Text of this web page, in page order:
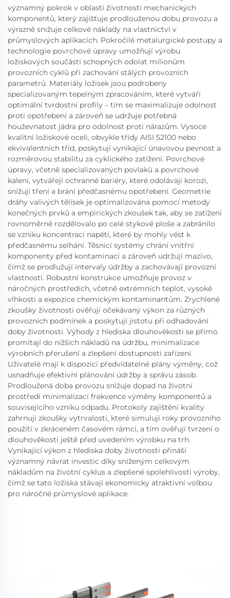
významný pokrok v oblasti životnosti mechanických
komponentů, který zajišťuje prodlouženou dobu provozu a
výrazně snižuje celkové náklady na vlastnictví v
průmyslových aplikacích. Pokročilé metalurgické postupy a
technologie povrchové úpravy umožňují výrobu
ložiskových součástí schopných odolat milionům
provozních cyklů při zachování stálých provozních
parametrů. Materiály ložisek jsou podrobeny
specializovaným tepelným zpracováním, které vytváří
optimální tvrdostní profily – tím se maximalizuje odolnost
proti opotřebení a zároveň se udržuje potřebná
houževnatost jádra pro odolnost proti nárazům. Vysoce
kvalitní ložiskové oceli, obvykle třídy AISI 52100 nebo
ekvivalentních tříd, poskytují vynikající únavovou pevnost a
rozměrovou stabilitu za cyklického zatížení. Povrchové
úpravy, včetně specializovaných povlaků a povrchové
kalení, vytvářejí ochranné bariéry, které odolávají korozi,
snižují tření a brání předčasnému opotřebení. Geometrie
dráhy valivých tělísek je optimalizována pomocí metody
konečných prvků a empirických zkoušek tak, aby se zatížení
rovnoměrně rozdělovalo po celé stykové ploše a zabránilo
se vzniku koncentrací napětí, které by mohly vést k
předčasnému selhání. Těsnicí systémy chrání vnitřní
komponenty před kontaminací a zároveň udržují mazivo,
čímž se prodlužují intervaly údržby a zachovávají provozní
vlastnosti. Robustní konstrukce umožňuje provoz v
náročných prostředích, včetně extrémních teplot, vysoké
vlhkosti a expozice chemickým kontaminantům. Zrychlené
zkoušky životnosti ověřují očekávaný výkon za různých
provozních podmínek a poskytují jistotu při odhadování
doby životnosti. Výhody z hlediska dlouhověkosti se přímo
promítají do nižších nákladů na údržbu, minimalizace
výrobních přerušení a zlepšení dostupnosti zařízení.
Uživatelé mají k dispozici předvídatelné plány výměny, což
usnadňuje efektivní plánování údržby a správu zásob.
Prodloužená doba provozu snižuje dopad na životní
prostředí minimalizací frekvence výměny komponentů a
souvisejícího vzniku odpadu. Protokoly zajištění kvality
zahrnují zkoušky vytrvalosti, které simulují roky provozního
použití v zkráceném časovém rámci, a tím ověřují tvrzení o
dlouhověkosti ještě před uvedením výrobku na trh.
Vynikající výkon z hlediska doby životnosti přináší
významný návrat investic díky sníženým celkovým
nákladům na životní cyklus a zlepšené spolehlivosti výroby,
čímž se tato ložiska stávají ekonomicky atraktivní volbou
pro náročné průmyslové aplikace.